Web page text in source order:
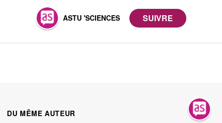
ASTU 'SCIENCES
DU MÊME AUTEUR